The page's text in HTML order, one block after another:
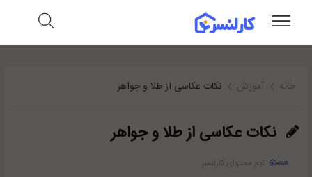
خانه آموزش نکات عکاسی از طلا و جواهر
نکات عکاسی از طلا و جواهر
تیم محتوای کارلنسر